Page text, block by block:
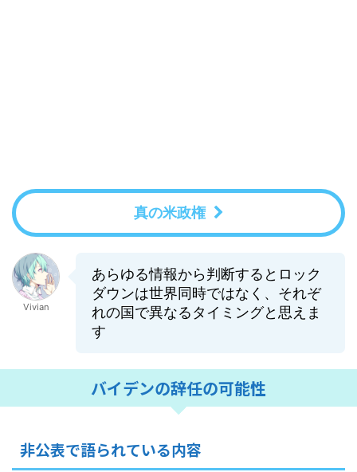
真の米政権
Vivian
あらゆる情報から判断するとロック
ダウンは世界同時ではなく、それぞ
れの国で異なるタイミングと思えま
す
バイデンの辞任の可能性
非公表で語られている内容